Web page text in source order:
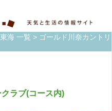
海 一覧 > ゴールド川奈カントリ
ラブ(コース内)